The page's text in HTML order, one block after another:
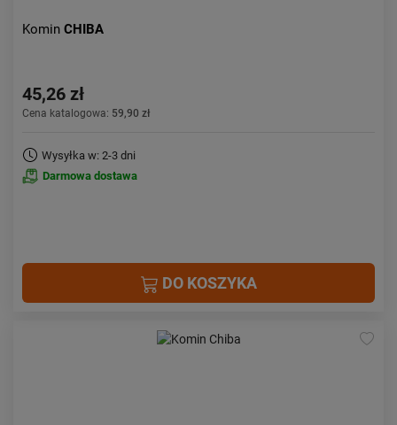
Komin CHIBA
45,26 zł
Cena katalogowa: 59,90 zł
Wysyłka w: 2-3 dni
Darmowa dostawa
DO KOSZYKA